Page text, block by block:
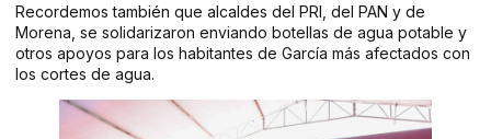
Recordemos también que alcaldes del PRI, del PAN y de
Morena, se solidarizaron enviando botellas de agua potable y
otros apoyos para los habitantes de García más afectados con
los cortes de agua.